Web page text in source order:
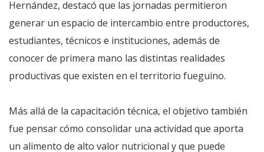
Hernández, destacó que las jornadas permitieron
generar un espacio de intercambio entre productores,
estudiantes, técnicos e instituciones, además de
conocer de primera mano las distintas realidades
productivas que existen en el territorio fueguino.
Más allá de la capacitación técnica, el objetivo también
fue pensar cómo consolidar una actividad que aporta
un alimento de alto valor nutricional y que puede